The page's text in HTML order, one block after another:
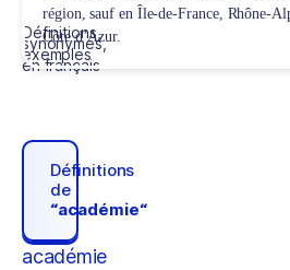
Définitions,
synonymes,
exemples
en français
Définitions
de
“académie“
académie
région, sauf en Île-de-France, Rhône-
Côte d’Azur.